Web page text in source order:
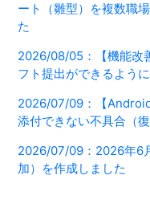
ート（雛型）を複数職
た
2026/08/05：【機能改
フト提出ができるよう
2026/07/09：【
添付できない不具合（復
2026/07/09：2026年6
加）を作成しました